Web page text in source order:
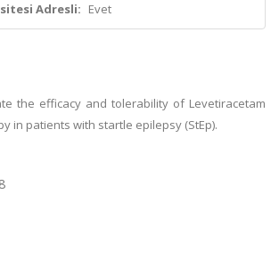
Adresli: Evet
the efficacy and tolerability of Levetiracetam
in patients with startle epilepsy (StEp).